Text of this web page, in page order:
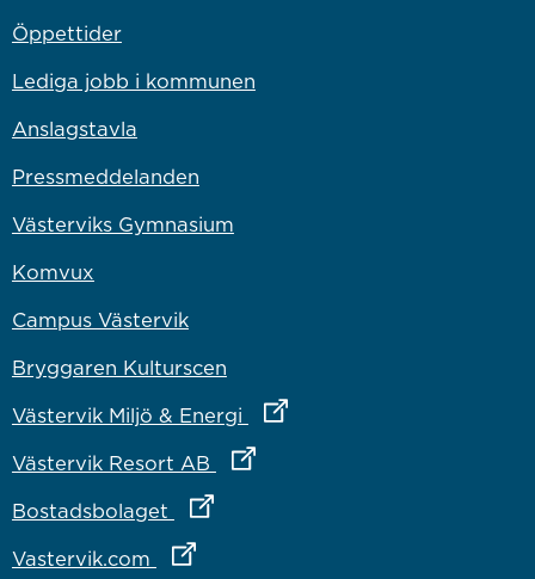
Öppettider
Lediga jobb i kommunen
Anslagstavla
Pressmeddelanden
Västerviks Gymnasium
Komvux
Campus Västervik
Bryggaren Kulturscen
Västervik Miljö & Energi
Länk till annan webbplats
Västervik Resort AB Länk till annan webbplats
Bostadsbolaget Länk till annan webbplats
Vastervik.com Länk till annan webbplats